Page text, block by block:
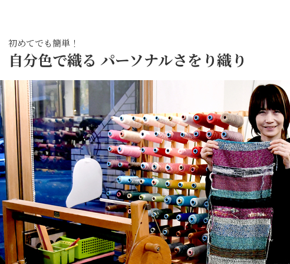
初めてでも簡単！
自分色で織る パーソナルさをり織り